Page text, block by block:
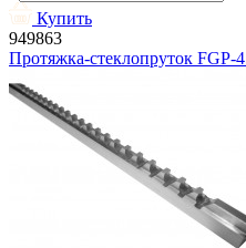
Купить
949863
Протяжка-стеклопруток FGP-